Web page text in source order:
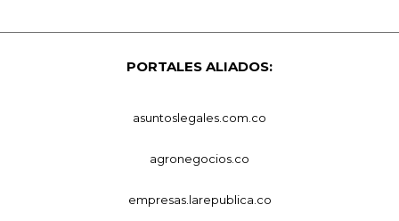
PORTALES ALIADOS:
asuntoslegales.com.co
agronegocios.co
empresas.larepublica.co